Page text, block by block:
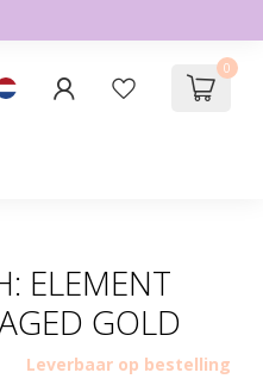
0
ELEMENT
GOLD
Leverbaar op bestelling